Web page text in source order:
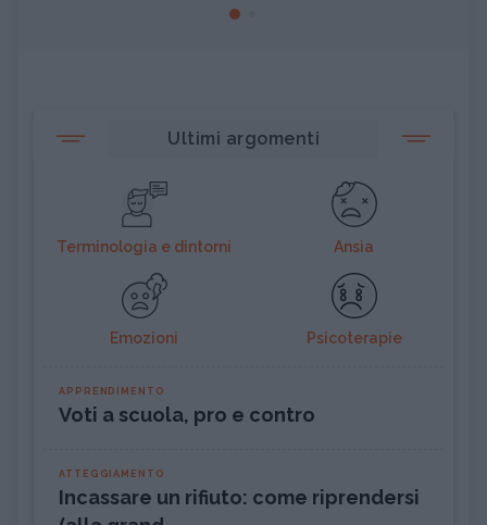
Ultimi argomenti
Terminologia e dintorni Ansia
Emozioni Psicoterapie
APPRENDIMENTO
Voti a scuola, pro e contro
ATTEGGIAMENTO
Incassare un rifiuto: come riprendersi